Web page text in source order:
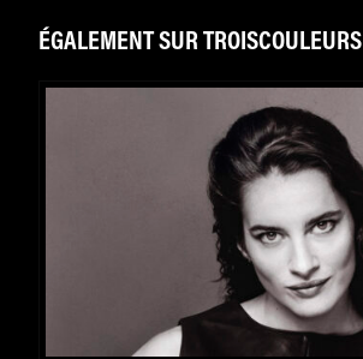
ÉGALEMENT SUR TROISCOULEURS